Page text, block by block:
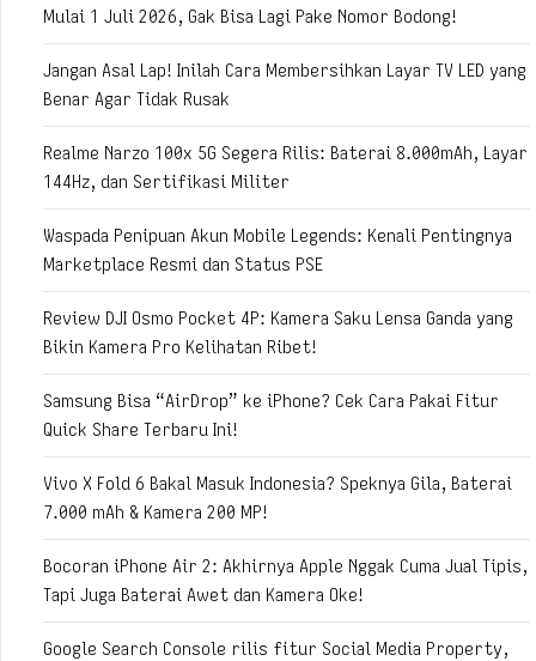
Mulai 1 Juli 2026, Gak Bisa Lagi Pake Nomor Bodong!
Jangan Asal Lap! Inilah Cara Membersihkan Layar TV LED yang
Benar Agar Tidak Rusak
Realme Narzo 100x 5G Segera Rilis: Baterai 8.000mAh, Layar
144Hz, dan Sertifikasi Militer
Waspada Penipuan Akun Mobile Legends: Kenali Pentingnya
Marketplace Resmi dan Status PSE
Review DJI Osmo Pocket 4P: Kamera Saku Lensa Ganda yang
Bikin Kamera Pro Kelihatan Ribet!
Samsung Bisa “AirDrop” ke iPhone? Cek Cara Pakai Fitur
Quick Share Terbaru Ini!
Vivo X Fold 6 Bakal Masuk Indonesia? Speknya Gila, Baterai
7.000 mAh & Kamera 200 MP!
Bocoran iPhone Air 2: Akhirnya Apple Nggak Cuma Jual Tipis,
Tapi Juga Baterai Awet dan Kamera Oke!
Google Search Console rilis fitur Social Media Property,